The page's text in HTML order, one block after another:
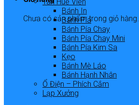
Chưa có sản phẩm trong giỏ hàng.
Bánh In
Bánh Pía
Bánh Pía Chay
Bánh Pía Chay Mini
Bánh Pía Kim Sa
Kẹo
Bánh Mè Láo
Bánh Hạnh Nhân
Ổ Điện – Phích Cắm
Lạp Xưởng